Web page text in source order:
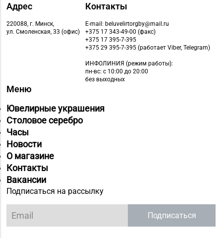
Адрес
220088, г. Минск,
ул. Смоленская, 33 (офис)
Контакты
E-mail: beluvelirtorgby@mail.ru
+375 17 343-49-00 (факс)
+375 17 395-7-395
+375 29 395-7-395 (работает Viber, Telegram)
ИНФОЛИНИЯ (режим работы):
пн-вс: с 10:00 до 20:00
без выходных
Меню
Ювелирные украшения
Столовое серебро
Часы
Новости
О магазине
Контакты
Вакансии
Подписаться на рассылку
Подписаться